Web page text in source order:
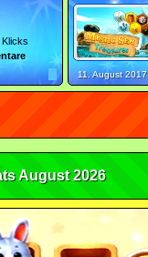
Klicks
11. August 2017
August 2026